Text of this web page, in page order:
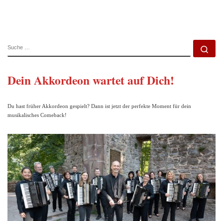
Dein Akkordeon wartet auf Dich!
Du hast früher Akkordeon gespielt? Dann ist jetzt der perfekte Moment für dein
musikalisches Comeback!